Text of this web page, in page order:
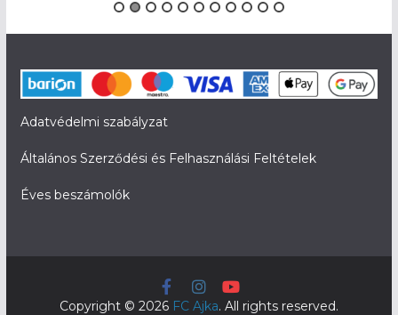
Adatvédelmi szabályzat
Általános Szerződési és Felhasználási Feltételek
Éves beszámolók
Copyright © 2026 FC Ajka. All rights reserved.